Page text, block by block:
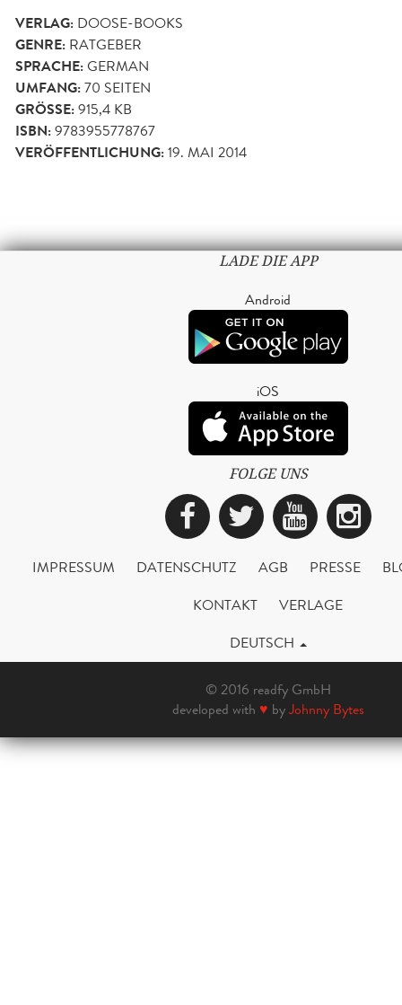
VERLAG: DOOSE-BOOKS
GENRE: RATGEBER
SPRACHE:GERMAN
UMFANG:70 SEITEN
GRÖSSE: 915,4 KB
ISBN:9783955778767
VERÖFFENTLICHUNG:19. MAI 2014
LADE DIE APP
Android
iOS
FOLGE UNS
Facebook
Twitter
IMPRESSUM DATENSCHUTZ AGB PRESSE
KONTAKT
VERLAGE
DEUTSCH
© 2016 readfy GmbH
developed with ♥ byJohnny Bytes